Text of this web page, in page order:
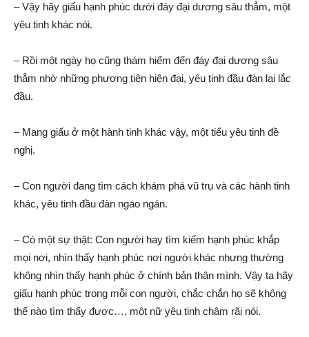
– Vậy hãy giấu hạnh phúc dưới đáy đại dương sâu thẳm, một
yêu tinh khác nói.
– Rồi một ngày họ cũng thám hiểm đến đáy đại dương sâu
thẳm nhờ những phương tiện hiện đại, yêu tinh đầu đàn lại lắc
đầu.
– Mang giấu ở một hành tinh khác vậy, một tiểu yêu tinh đề
nghị.
– Con người đang tìm cách khám phá vũ trụ và các hành tinh
khác, yêu tinh đầu đàn ngao ngán.
– Có một sự thật: Con người hay tìm kiếm hạnh phúc khắp
mọi nơi, nhìn thấy hạnh phúc nơi người khác nhưng thường
không nhìn thấy hạnh phúc ở chính bản thân mình. Vậy ta hãy
giấu hạnh phúc trong mỗi con người, chắc chắn họ sẽ không
thể nào tìm thấy được…, một nữ yêu tinh chậm rãi nói.